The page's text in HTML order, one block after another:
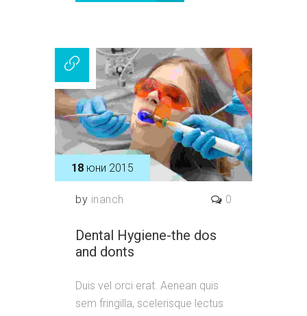
18 юни 2015
by inanch 0
Dental Hygiene-the dos
and donts
Duis vel orci erat. Aenean quis
sem fringilla, scelerisque lectus